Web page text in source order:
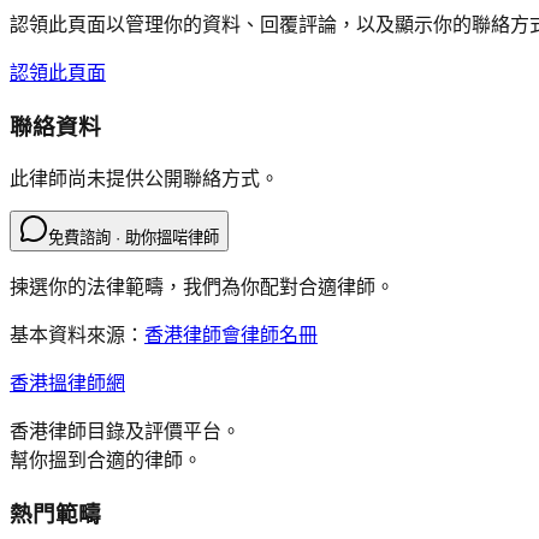
認領此頁面以管理你的資料、回覆評論，以及顯示你的聯絡方
認領此頁面
聯絡資料
此律師尚未提供公開聯絡方式。
免費諮詢 · 助你搵啱律師
揀選你的法律範疇，我們為你配對合適律師。
基本資料來源： 香港律師會律師名冊
香港搵律師網
香港律師目錄及評價平台。
幫你搵到合適的律師。
熱門範疇